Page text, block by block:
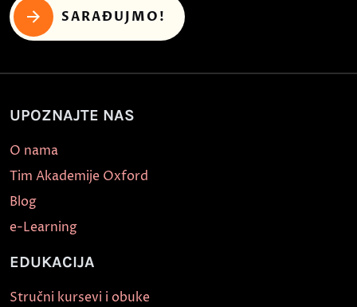
SARAĐUJMO!
UPOZNAJTE NAS
O nama
Tim Akademije Oxford
Blog
e-Learning
EDUKACIJA
Stručni kursevi i obuke